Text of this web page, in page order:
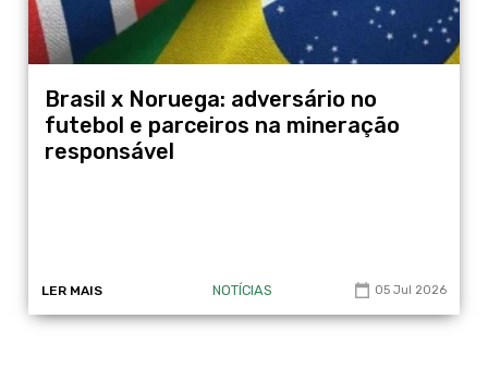
Brasil x Noruega: adversário no
futebol e parceiros na mineração
responsável
LER MAIS NOTÍCIAS 05 Jul 2026